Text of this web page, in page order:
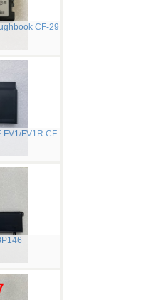
CF-29
FV1/FV1R CF-